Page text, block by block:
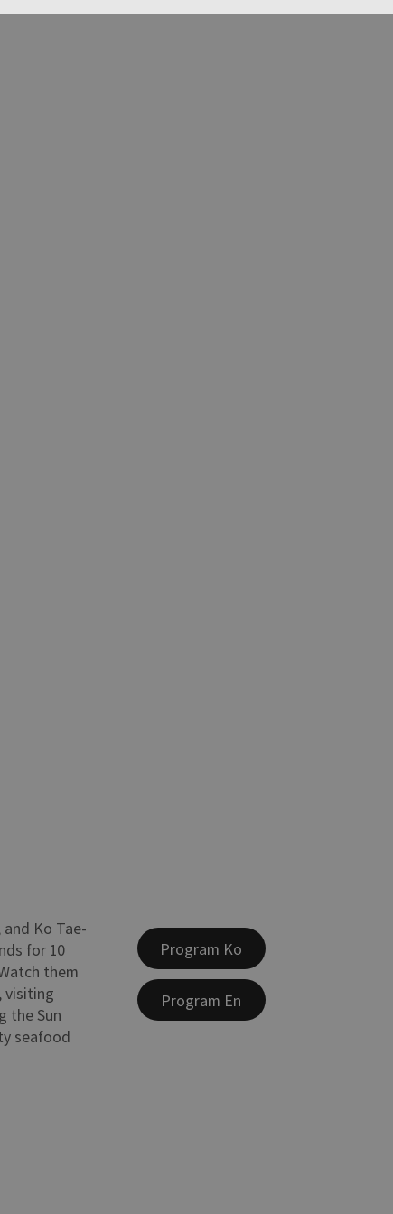
Ko Tae-
for 10
them
visiting
the Sun
seafood
Program Ko
Program En